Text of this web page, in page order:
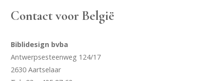
Contact voor België
Biblidesign bvba
Antwerpsesteenweg 124/17
2630 Aartselaar